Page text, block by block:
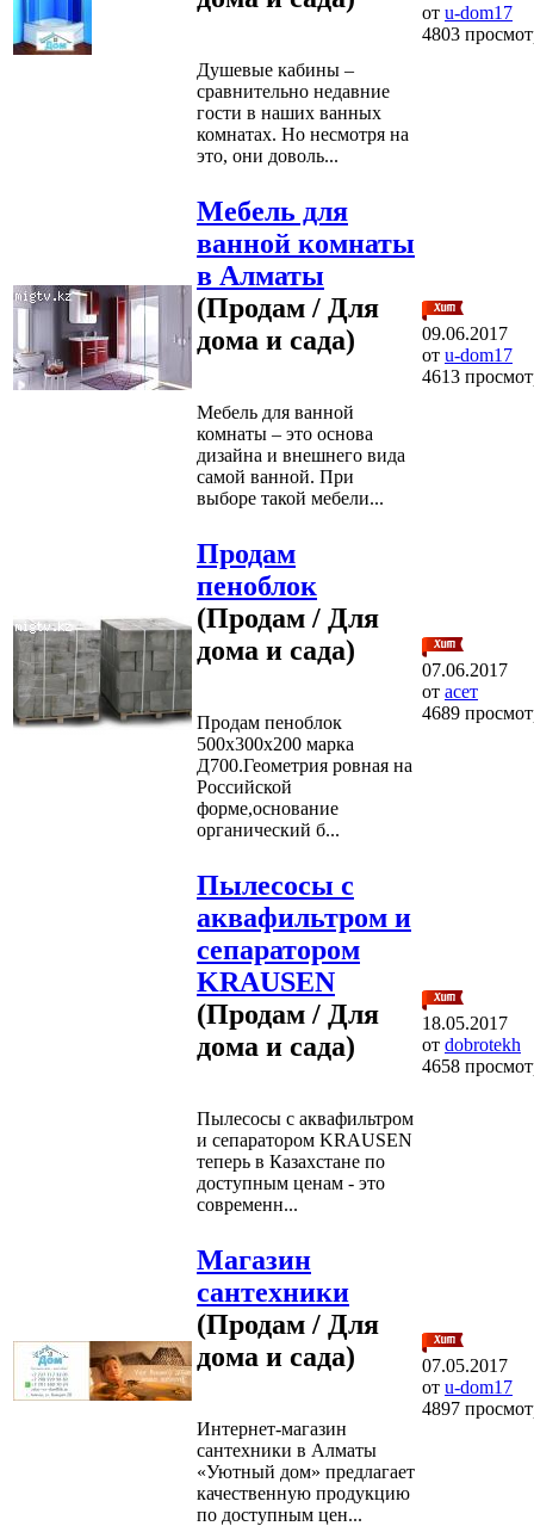
Душевые кабины –
сравнительно недавние
гости в наших ванных
комнатах. Но несмотря на
это, они доволь...
от u-dom17
4803
Мебель для
ванной комнаты
в Алматы
(Продам / Для
дома и сада)
Мебель для ванной
комнаты – это основа
дизайна и внешнего вида
самой ванной. При
выборе такой мебели...
09.06.2017
от u-dom17
4613
Продам
пеноблок
(Продам / Для
дома и сада)
Продам пеноблок
500х300х200 марка
Д700.Геометрия ровная на
Российской
форме,основание
органический б...
07.06.2017
от асет
4689
Пылесосы с
аквафильтром и
сепаратором
KRAUSEN
(Продам / Для
дома и сада)
Пылесосы с аквафильтром
и сепаратором KRAUSEN
теперь в Казахстане по
доступным ценам - это
современн...
18.05.2017
от dobrotekh
4658
Магазин
сантехники
(Продам / Для
дома и сада)
Интернет-магазин
сантехники в Алматы
«Уютный дом» предлагает
качественную продукцию
по доступным цен...
07.05.2017
от u-dom17
4897